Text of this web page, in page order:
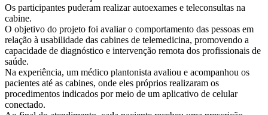
Os participantes puderam realizar autoexames e teleconsultas na
cabine.
O objetivo do projeto foi avaliar o comportamento das pessoas em
relação à usabilidade das cabines de telemedicina, promovendo a
capacidade de diagnóstico e intervenção remota dos profissionais de
saúde.
Na experiência, um médico plantonista avaliou e acompanhou os
pacientes até as cabines, onde eles próprios realizaram os
procedimentos indicados por meio de um aplicativo de celular
conectado.